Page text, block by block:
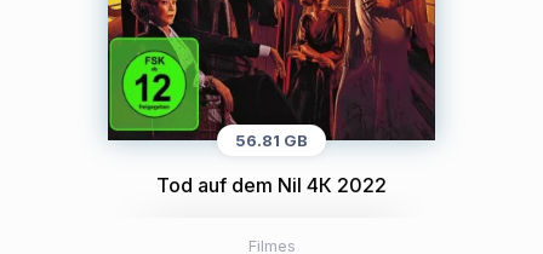
56.81 GB
Tod auf dem Nil 4К 2022
Filmes